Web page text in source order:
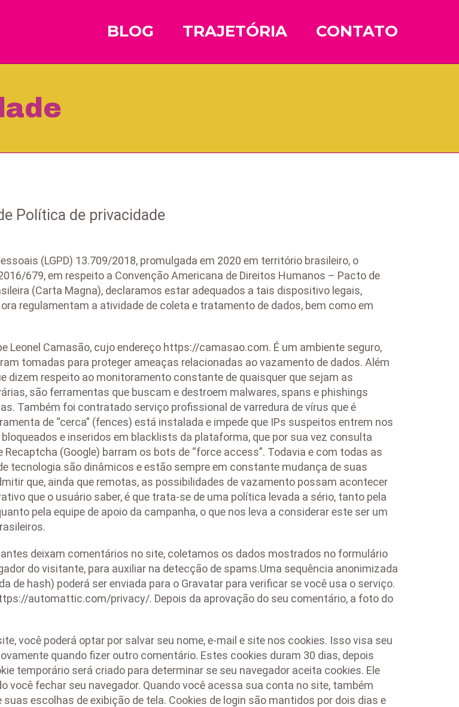
BLOG TRAJETÓRIA CONTATO
Política de privacidade
(LGPD) 13.709/2018, promulgada em 2020 em território brasileiro, o
679, em respeito a Convenção Americana de Direitos Humanos – Pacto de
(Carta Magna), declaramos estar adequados a tais dispositivo legais,
regulamentam a atividade de coleta e tratamento de dados, bem como em
Leonel Camasão, cujo endereço https://camasao.com. É um ambiente seguro,
tomadas para proteger ameaças relacionadas ao vazamento de dados. Além
dizem respeito ao monitoramento constante de quaisquer que sejam as
são ferramentas que buscam e destroem malwares, spans e phishings
Também foi contratado serviço profissional de varredura de vírus que é
de “cerca” (fences) está instalada e impede que IPs suspeitos entrem nos
e inseridos em blacklists da plataforma, que por sua vez consulta
(Google) barram os bots de “force access”. Todavia e com todas as
tecnologia são dinâmicos e estão sempre em constante mudança de suas
que, ainda que remotas, as possibilidades de vazamento possam acontecer
que o usuário saber, é que trata-se de uma política levada a sério, tanto pela
pela equipe de apoio da campanha, o que nos leva a considerar este ser um
deixam comentários no site, coletamos os dados mostrados no formulário
do visitante, para auxiliar na detecção de spams.Uma sequência anonimizada
de hash) poderá ser enviada para o Gravatar para verificar se você usa o serviço.
automattic.com/privacy/. Depois da aprovação do seu comentário, a foto do
você poderá optar por salvar seu nome, e-mail e site nos cookies. Isso visa seu
quando fizer outro comentário. Estes cookies duram 30 dias, depois
temporário será criado para determinar se seu navegador aceita cookies. Ele
você fechar seu navegador. Quando você acessa sua conta no site, também
escolhas de exibição de tela. Cookies de login são mantidos por dois dias e